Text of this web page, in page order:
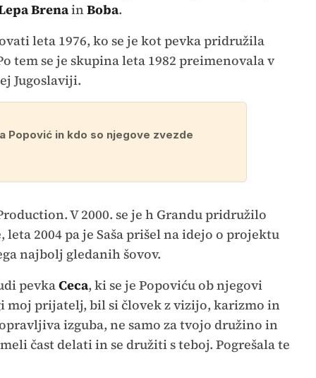
BrenainBoba.
leta 1976, ko se je kot pevka pridružila
tem se je skupina leta 1982 preimenovala v
Jugoslaviji.
Popović in kdo so njegove zvezde
V 2000. se je h Grandu pridružilo
2004 pa je Saša prišel na idejo o projektu
najbolj gledanih šovov.
pevkaCeca, ki se je Popoviću ob njegovi
moj prijatelj, bil si človek z vizijo, karizmo in
izguba, ne samo za tvojo družino in
čast delati in se družiti s teboj. Pogrešala te